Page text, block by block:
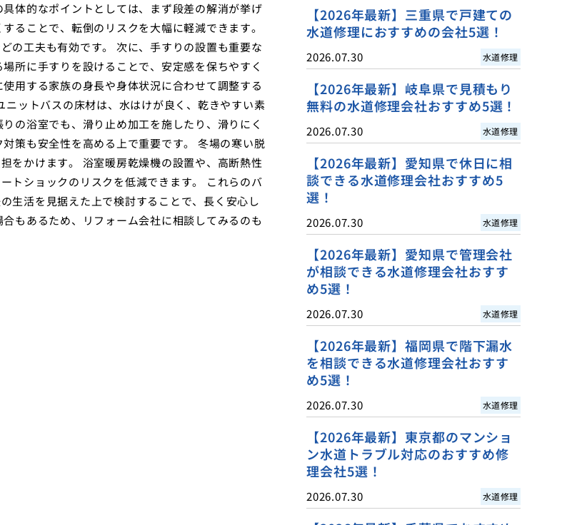
体的なポイントとしては、まず段差の解消が挙げ
ることで、転倒のリスクを大幅に軽減できます。
の工夫も有効です。 次に、手すりの設置も重要な
所に手すりを設けることで、安定感を保ちやすく
用する家族の身長や身体状況に合わせて調整する
ットバスの床材は、水はけが良く、乾きやすい素
の浴室でも、滑り止め加工を施したり、滑りにく
策も安全性を高める上で重要です。 冬場の寒い脱
をかけます。 浴室暖房乾燥機の設置や、高断熱性
トショックのリスクを低減できます。 これらのバ
生活を見据えた上で検討することで、長く安心し
もあるため、リフォーム会社に相談してみるのも
【2026年最新】三重県で戸建ての
水道修理におすすめの会社5選！
2026.07.30 水道修理
【2026年最新】岐阜県で見積もり
無料の水道修理会社おすすめ5選！
2026.07.30 水道修理
【2026年最新】愛知県で休日に相
談できる水道修理会社おすすめ5
選！
2026.07.30 水道修理
【2026年最新】愛知県で管理会社
が相談できる水道修理会社おすす
め5選！
2026.07.30 水道修理
【2026年最新】福岡県で階下漏水
を相談できる水道修理会社おすす
め5選！
2026.07.30 水道修理
【2026年最新】東京都のマンショ
ン水道トラブル対応のおすすめ修
理会社5選！
2026.07.30 水道修理